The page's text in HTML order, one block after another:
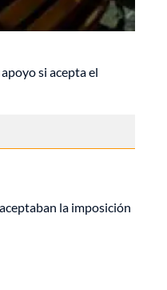
si acepta el
la imposición